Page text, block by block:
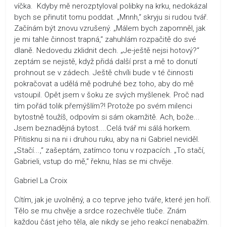
víčka. Kdyby mě nerozptyloval polibky na krku, nedokázal
bych se přinutit tomu poddat. „Mnnh,“ skryju si rudou tvář.
Začínám být znovu vzrušený. „Málem bych zapomněl, jak
je mi tahle činnost trapná,“ zahuhlám rozpačitě do své
dlaně. Nedovedu zklidnit dech. „Je-ještě nejsi hotový?“
zeptám se nejistě, když přidá další prst a mě to donutí
prohnout se v zádech. Ještě chvíli bude v té činnosti
pokračovat a udělá mě podruhé bez toho, aby do mě
vstoupil. Opět jsem v šoku ze svých myšlenek. Proč nad
tím pořád tolik přemýšlím?! Protože po svém milenci
bytostně toužíš, odpovím si sám okamžitě. Ach, bože...
Jsem beznadějná bytost....Celá tvář mi sálá horkem.
Přitisknu si na ni i druhou ruku, aby na ni Gabriel neviděl.
„Stačí...,“ zašeptám, zatímco tonu v rozpacích. „To stačí,
Gabrieli, vstup do mě,“ řeknu, hlas se mi chvěje.
Gabriel La Croix
Cítím, jak je uvolněný, a co teprve jeho tváře, které jen hoří.
Tělo se mu chvěje a srdce rozechvěle tluče. Znám
každou část jeho těla, ale nikdy se jeho reakcí nenabažím.